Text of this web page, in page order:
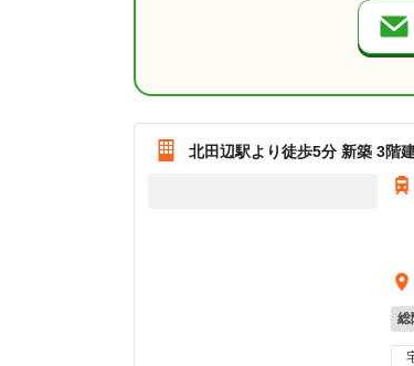
北田辺駅より徒歩5分 新築 3階
総